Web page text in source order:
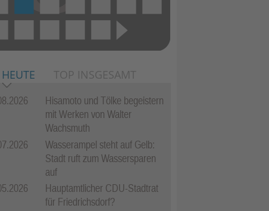
TOP INSGESAMT
Hisamoto und Tölke begeistern
mit Werken von Walter
Wachsmuth
Wasserampel steht auf Gelb:
Stadt ruft zum Wassersparen
auf
Hauptamtlicher CDU-Stadtrat
für Friedrichsdorf?